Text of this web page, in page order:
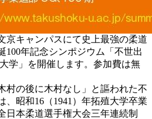
京キャンパスにて史上最強の柔道
100年記念シンポジウム「不世出
学」を開催します。参加費は無
村の後に木村なし」と謳われた不
、昭和16（1941）年拓殖大学卒業
日本柔道選手権大会三年連続制